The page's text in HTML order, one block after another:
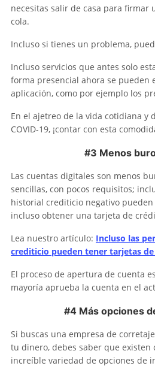
necesitas salir de casa para firmar
cola.
Incluso si tienes un problema,
Incluso servicios que antes solo
forma presencial ahora se pueden
aplicación, como por ejemplo los
En el ajetreo de la vida cotidiana y
COVID-19, ¡contar con esta
#3 Menos
Las cuentas digitales son menos
sencillas, con pocos requisitos;
historial crediticio negativo
incluso obtener una tarjeta de
Lea nuestro artículo: Incluso las
crediticio pueden tener tarjetas
El proceso de apertura de cuenta
mayoría aprueba la cuenta en el
#4 Más opciones
Si buscas una empresa de
tu dinero, debes saber que existen
increíble variedad de opciones de